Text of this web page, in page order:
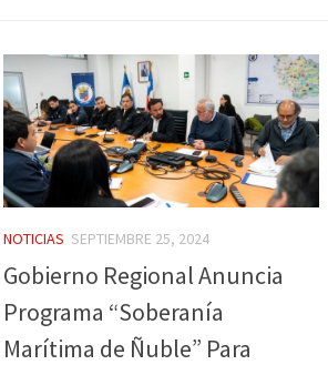
NOTICIAS SEPTIEMBRE 25, 2024
Gobierno Regional Anuncia
Programa “Soberanía
Marítima de Ñuble” Para